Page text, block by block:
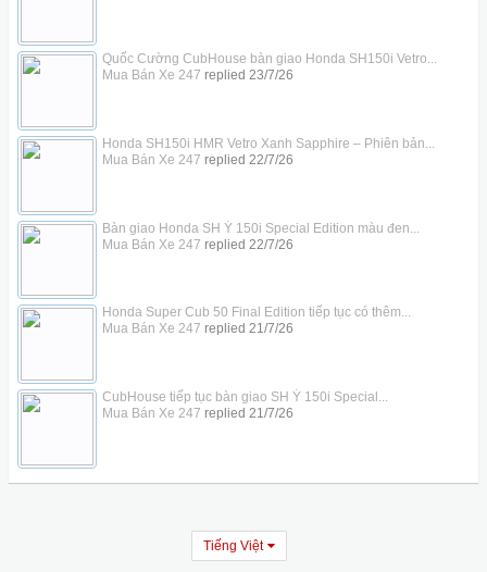
Quốc Cường CubHouse bàn giao Honda SH150i Vetro...
Mua Bán Xe 247 replied 23/7/26
Honda SH150i HMR Vetro Xanh Sapphire – Phiên bản...
Mua Bán Xe 247 replied 22/7/26
Bàn giao Honda SH Ý 150i Special Edition màu đen...
Mua Bán Xe 247 replied 22/7/26
Honda Super Cub 50 Final Edition tiếp tục có thêm...
Mua Bán Xe 247 replied 21/7/26
CubHouse tiếp tục bàn giao SH Ý 150i Special...
Mua Bán Xe 247 replied 21/7/26
Tiếng Việt